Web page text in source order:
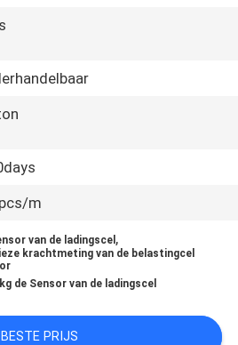
m
van de ladingscel ,
krachtmeting van de belastingcel
de Sensor van de ladingscel
BESTE PRIJS